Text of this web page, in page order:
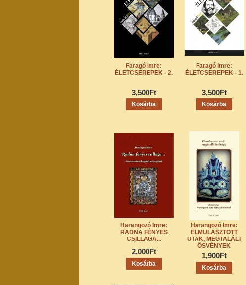
Faragó Imre:
ÉLETCSEREPEK - 2.
3,500Ft
Faragó Imre:
ÉLETCSEREPEK - 1.
3,500Ft
Harangozó Imre:
RADNA FÉNYES
CSILLAGA...
2,000Ft
Harangozó Imre:
ELMULASZTOTT
UTAK, MEGTALÁLT
ÖSVÉNYEK
1,900Ft